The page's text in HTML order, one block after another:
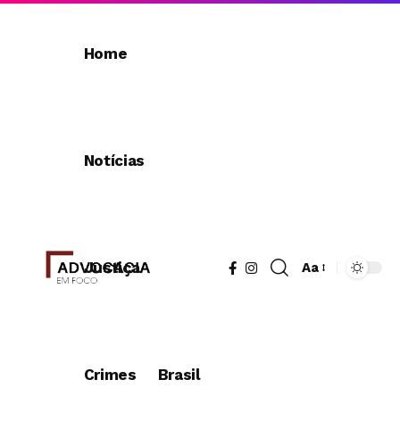
Home
Notícias
Justiça
Crimes Brasil
Aa